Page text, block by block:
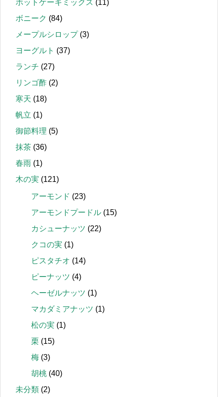
ホットケーキミックス (11)
ボニーク (84)
メープルシロップ(3)
ヨーグルト (37)
ランチ (27)
リンゴ酢 (2)
寒天 (18)
帆立 (1)
御節料理 (5)
抹茶 (36)
春雨 (1)
木の実 (121)
アーモンド (23)
アーモンドプードル (15)
カシューナッツ (22)
クコの実 (1)
ピスタチオ (14)
ピーナッツ (4)
ヘーゼルナッツ (1)
マカダミアナッツ (1)
松の実 (1)
栗 (15)
梅 (3)
胡桃 (40)
未分類 (2)